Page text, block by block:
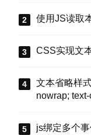
使用JS读取
CSS实现文
文本省略样
nowrap;
js绑定多个